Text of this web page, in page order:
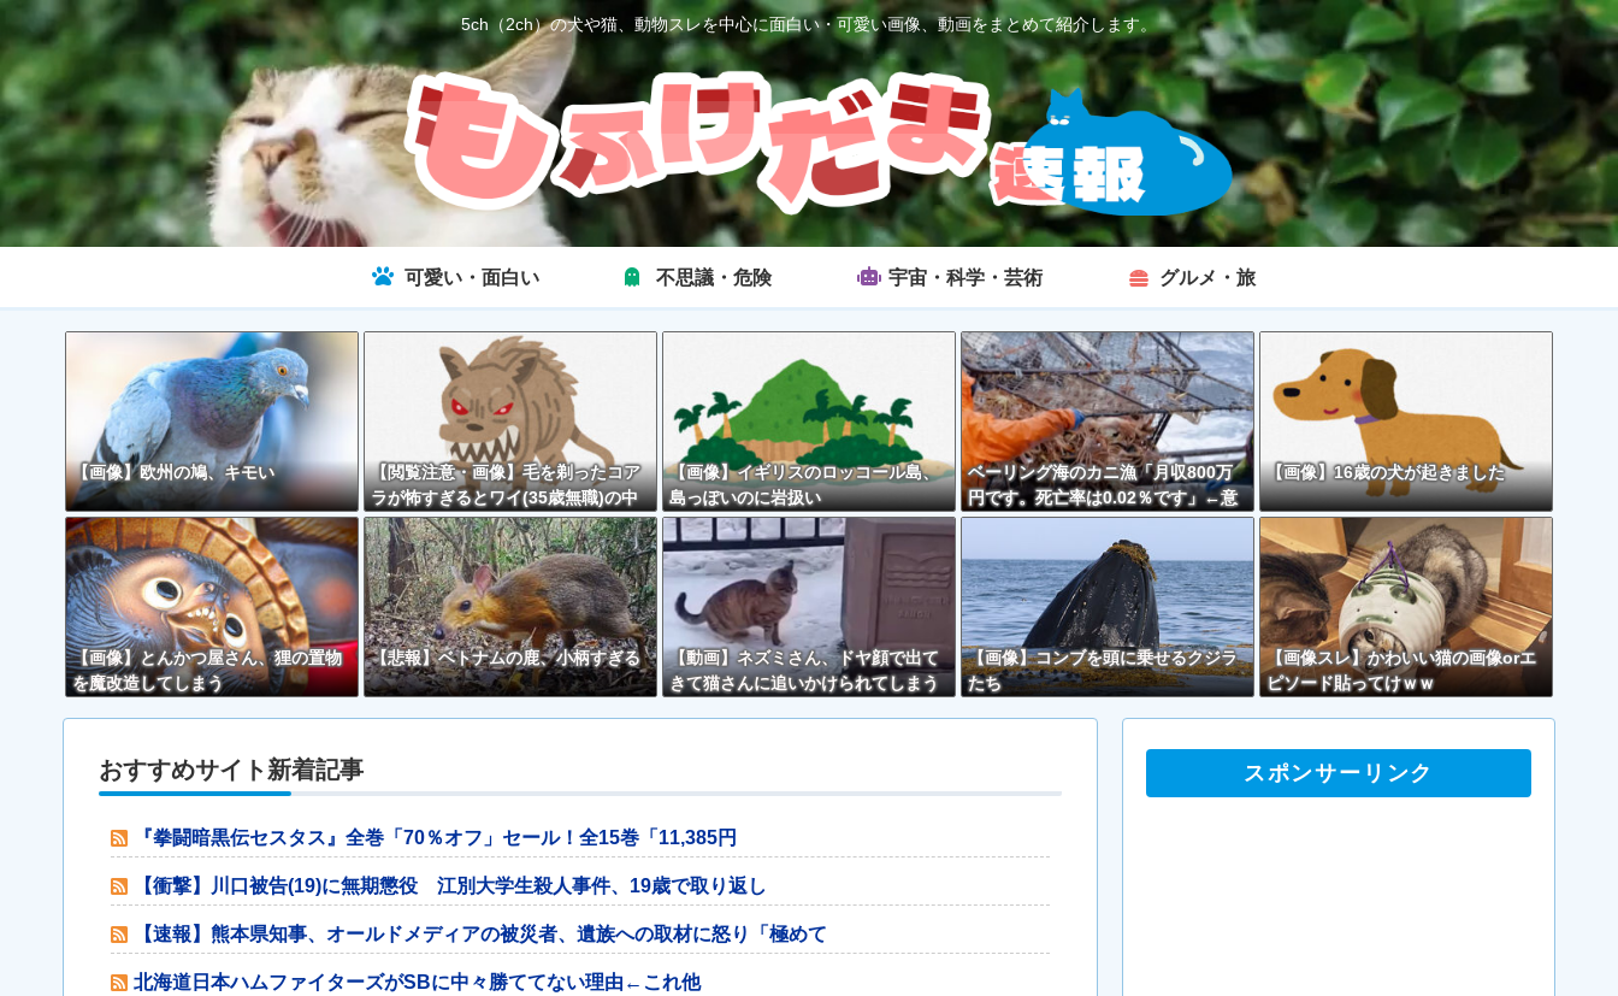
5ch（2ch）の犬や猫、動物スレを中心に面白い・可愛い画像、動画をまとめて紹介します。
可愛い・面白い 不思議・危険 宇宙・科学・芸術 グルメ・旅
【画像】欧州の鳩、キモい
【閲覧注意・画像】毛を剃ったコア
ラが怖すぎるとワイ(35歳無職)の中
で話題に
【画像】イギリスのロッコール島、
島っぽいのに岩扱い
ベーリング海のカニ漁「月収800万
円です。死亡率は0.02％です」←意
外とそんな悪くなくない？？？
【画像】16歳の犬が起きました
【画像】とんかつ屋さん、狸の置物
を魔改造してしまう
【悲報】ベトナムの鹿、小柄すぎる
【動画】ネズミさん、ドヤ顔で出て
きて猫さんに追いかけられてしまう
【画像】コンブを頭に乗せるクジラ
たち
【画像スレ】かわいい猫の画像orエ
ピソード貼ってけｗｗ
おすすめサイト新着記事
『拳闘暗黒伝セスタス』全巻「70％オフ」セール！全15巻「11,385円
【衝撃】川口被告(19)に無期懲役 江別大学生殺人事件、19歳で取り返し
【速報】熊本県知事、オールドメディアの被災者、遺族への取材に怒り「極めて
北海道日本ハムファイターズがSBに中々勝ててない理由←これ他
スポンサーリンク